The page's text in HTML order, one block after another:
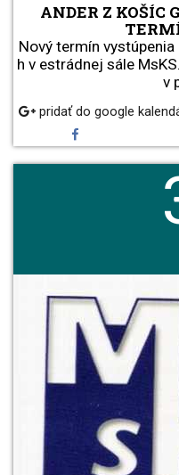
ANDER Z KOŠÍC
Nový termín
h v estrádnej sále
v
pridať do google